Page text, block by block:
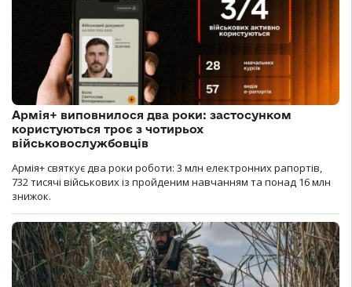
Армія+ виповнилося два роки: застосунком
користуються троє з чотирьох
військовослужбовців
Армія+ святкує два роки роботи: 3 млн електронних рапортів,
732 тисячі військових із пройденим навчанням та понад 16 млн
знижок.